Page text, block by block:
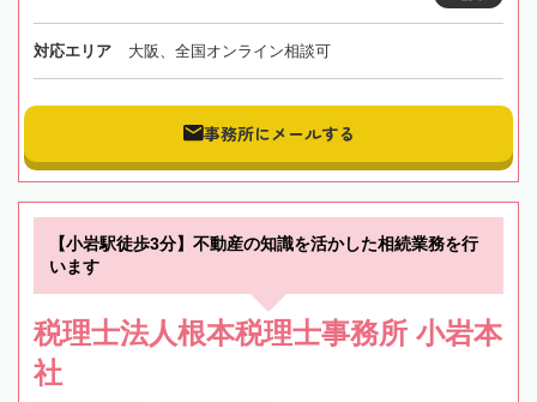
対応エリア 大阪、全国オンライン相談可
事務所にメールする
【小岩駅徒歩3分】不動産の知識を活かした相続業務を行
います
税理士法人根本税理士事務所 小岩本
社